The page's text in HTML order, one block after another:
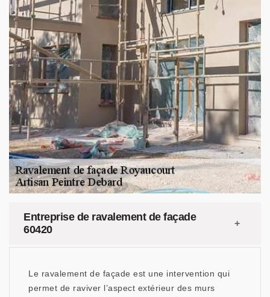
Entreprise de ravalement de façade
60420
Le ravalement de façade est une intervention qui
permet de raviver l’aspect extérieur des murs